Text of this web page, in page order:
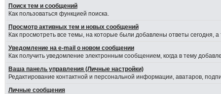
Поиск тем и сообщений
Как пользоваться функцией поиска.
Просмотр активных тем и новых сообщений
Как просмотреть все темы, на которые были добавлены ответы сегодня,
Уведомление на е-mail о новом сообщении
Как получить уведомление электронным сообщением, когда в тему
Ваша панель управления (Личные настройки)
Редактирование контактной и персональной информации, аватаров,
Личные сообщения